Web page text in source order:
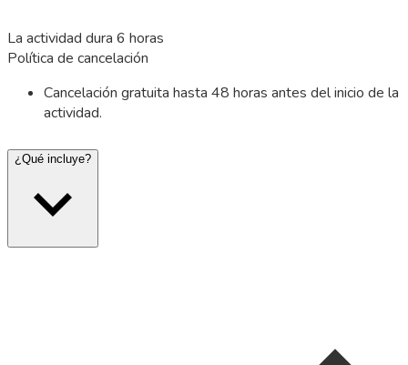
La actividad dura 6 horas
Política de cancelación
Cancelación gratuita hasta 48 horas antes del inicio de la
actividad.
¿Qué incluye?